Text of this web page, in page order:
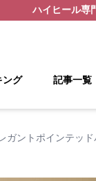
ハイヒール専
ング 記事一覧
ガントポインテッド